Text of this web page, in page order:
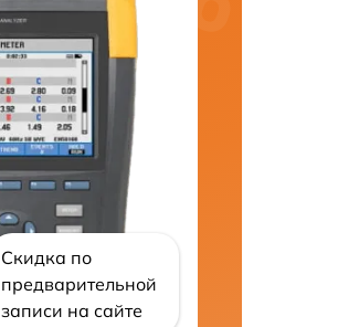
Скидка по
предварительной
записи на сайте